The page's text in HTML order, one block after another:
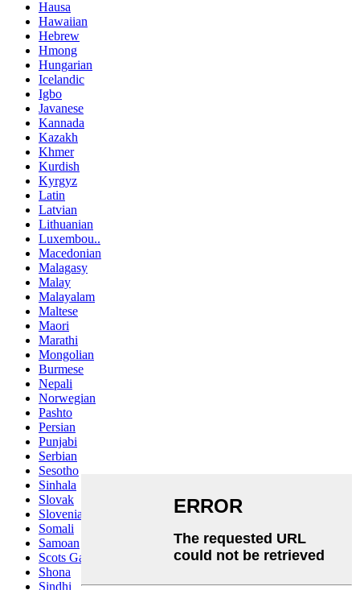
Hausa
Hawaiian
Hebrew
Hmong
Hungarian
Icelandic
Igbo
Javanese
Kannada
Kazakh
Khmer
Kurdish
Kyrgyz
Latin
Latvian
Lithuanian
Luxembou..
Macedonian
Malagasy
Malay
Malayalam
Maltese
Maori
Marathi
Mongolian
Burmese
Nepali
Norwegian
Pashto
Persian
Punjabi
Serbian
Sesotho
Sinhala
Slovak
Slovenian
Somali
Samoan
Scots Gaelic
Shona
Sindhi